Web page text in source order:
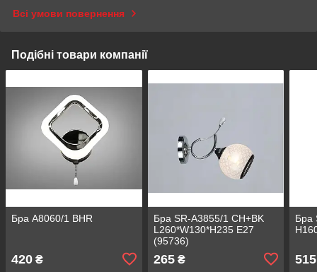
Всі умови повернення
Подібні товари компанії
Бра A8060/1 BHR
420 ₴
Бра SR-A3855/1 CH+BK
L260*W130*H235 E27
(95736)
265₴
Бра
515